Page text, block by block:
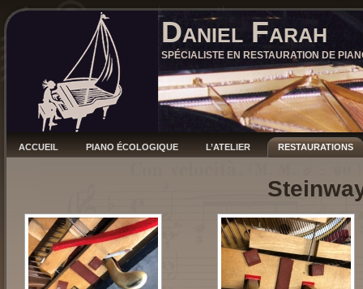
Daniel Farah
SPÉCIALISTE EN RESTAURATION DE
ACCUEIL PIANO ÉCOLOGIQUE L’ATELIER RESTAURATIONS